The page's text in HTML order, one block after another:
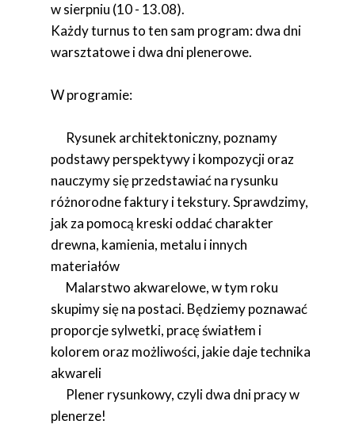
w sierpniu (10 - 13.08).
Każdy turnus to ten sam program: dwa dni
warsztatowe i dwa dni plenerowe.
W programie:
Rysunek architektoniczny, poznamy
podstawy perspektywy i kompozycji oraz
nauczymy się przedstawiać na rysunku
różnorodne faktury i tekstury. Sprawdzimy,
jak za pomocą kreski oddać charakter
drewna, kamienia, metalu i innych
materiałów
Malarstwo akwarelowe, w tym roku
skupimy się na postaci. Będziemy poznawać
proporcje sylwetki, pracę światłem i
kolorem oraz możliwości, jakie daje technika
akwareli
Plener rysunkowy, czyli dwa dni pracy w
plenerze!